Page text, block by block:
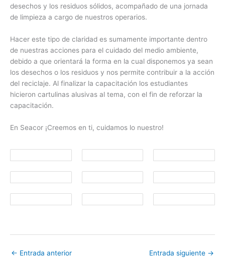
desechos y los residuos sólidos, acompañado de una jornada
de limpieza a cargo de nuestros operarios.
Hacer este tipo de claridad es sumamente importante dentro
de nuestras acciones para el cuidado del medio ambiente,
debido a que orientará la forma en la cual disponemos ya sean
los desechos o los residuos y nos permite contribuir a la acción
del reciclaje. Al finalizar la capacitación los estudiantes
hicieron cartulinas alusivas al tema, con el fin de reforzar la
capacitación.
En Seacor ¡Creemos en ti, cuidamos lo nuestro!
← Entrada anterior Entrada siguiente →